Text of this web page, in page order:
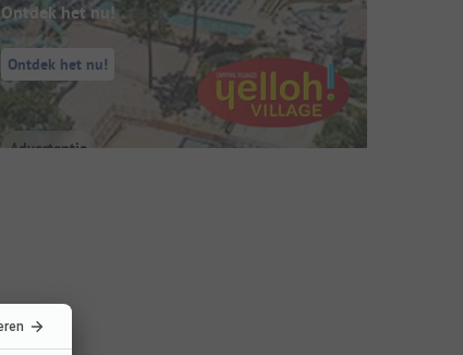
Ontdek het nu!
Ontdek het nu!